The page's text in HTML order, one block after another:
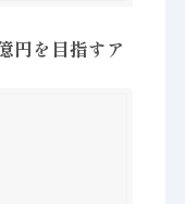
円を目指すア